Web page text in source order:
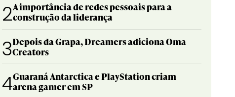
2A importância de redes pessoais para a
construção da liderança
3Depois da Grapa, Dreamers adiciona Oma
Creators
4Guaraná Antarctica e PlayStation criam
arena gamer em SP